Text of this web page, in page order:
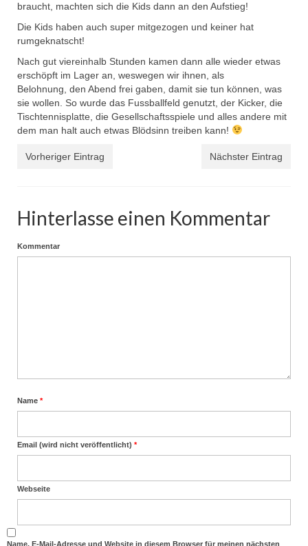
braucht, machten sich die Kids dann an den Aufstieg!
Die Kids haben auch super mitgezogen und keiner hat
rumgeknatscht!
Nach gut viereinhalb Stunden kamen dann alle wieder etwas
erschöpft im Lager an, weswegen wir ihnen, als
Belohnung, den Abend frei gaben, damit sie tun können, was
sie wollen. So wurde das Fussballfeld genutzt, der Kicker, die
Tischtennisplatte, die Gesellschaftsspiele und alles andere mit
dem man halt auch etwas Blödsinn treiben kann!
Vorheriger Eintrag Nächster Eintrag
Hinterlasse einen Kommentar
Kommentar
Name *
Email (wird nicht veröffentlicht) *
Webseite
Name, E-Mail-Adresse und Website in diesem Browser für meinen nächsten